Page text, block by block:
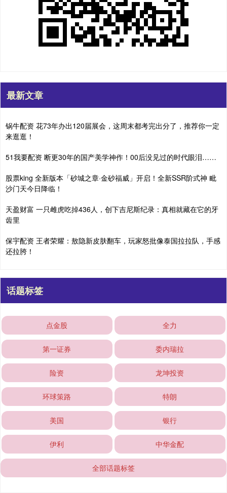
最新文章
锅牛配资 花73年办出120届展会，这周末都考完出分了，推荐你一定
来逛逛！
51我要配资 断更30年的国产美学神作！00后没见过的时代眼泪……
股票king 全新版本「砂城之章·金砂福威」开启！全新SSR阶式神 毗
沙门天今日降临！
天盈财富 一只雌虎吃掉436人，创下吉尼斯纪录：真相就藏在它的牙
齿里
保宇配资 王者荣耀：敖隐新皮肤翻车，玩家怒批像泰国拉拉队，手感
还拉胯！
话题标签
点金股 全力
第一证券 委内瑞拉
险资 龙坤投资
环球策路 特朗
美国 银行
伊利 中华金配
全部话题标签